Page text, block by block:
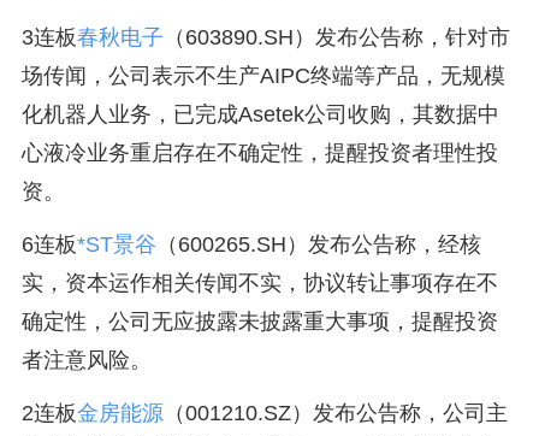
3连板春秋电子 （603890.SH）发布公告称，针对市
场传闻，公司表示不生产AIPC终端等产品，无规模
化机器人业务，已完成Asetek公司收购，其数据中
心液冷业务重启存在不确定性，提醒投资者理性投
资。
6连板*ST景谷 （600265.SH）发布公告称，经核
实，资本运作相关传闻不实，协议转让事项存在不
确定性，公司无应披露未披露重大事项，提醒投资
者注意风险。
2连板金房能源（001210.SZ）发布公告称，公司主